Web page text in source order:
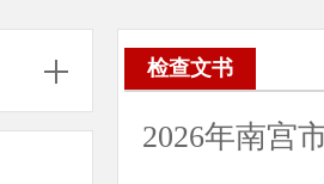
检查文书
2026年南宫